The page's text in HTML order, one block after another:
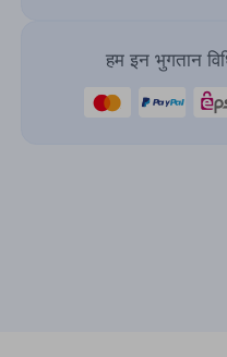
हम इन भुगतान